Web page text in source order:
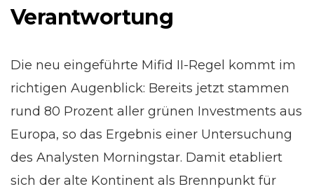
Verantwortung
Die neu eingeführte Mifid II-Regel kommt im
richtigen Augenblick: Bereits jetzt stammen
rund 80 Prozent aller grünen Investments aus
Europa, so das Ergebnis einer Untersuchung
des Analysten Morningstar. Damit etabliert
sich der alte Kontinent als Brennpunkt für